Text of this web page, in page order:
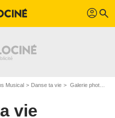
profil search
Musical Danse ta vie Galerie photos du film Danse ta vie
vie